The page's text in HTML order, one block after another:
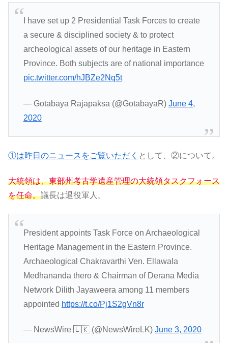
I have set up 2 Presidential Task Forces to create
a secure & disciplined society & to protect
archeological assets of our heritage in Eastern
Province. Both subjects are of national importance
pic.twitter.com/hJBZe2Nq5t
— Gotabaya Rajapaksa (@GotabayaR) June 4,
2020
①は昨日のニュースをご覧いただく として、②について。
大統領は、東部州考古学遺産管理の大統領タスクフォース
を任命。議長は退役軍人。
President appoints Task Force on Archaeological
Heritage Management in the Eastern Province.
Archaeological Chakravarthi Ven. Ellawala
Medhananda thero & Chairman of Derana Media
Network Dilith Jayaweera among 11 members
appointed https://t.co/Pj1S2gVn8r
— NewsWire 🇱🇰 (@NewsWireLK) June 3, 2020